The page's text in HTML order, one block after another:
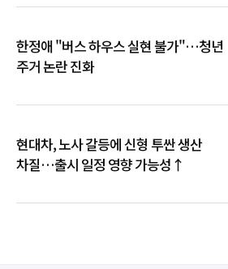
한정애 "버스 하우스 실현 불가"…청년
주거 논란 진화
현대차, 노사 갈등에 신형 투싼 생산
차질…출시 일정 영향 가능성↑